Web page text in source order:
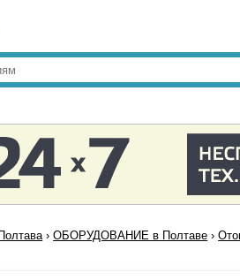
›ОБОРУДОВАНИЕ в Полтаве ›